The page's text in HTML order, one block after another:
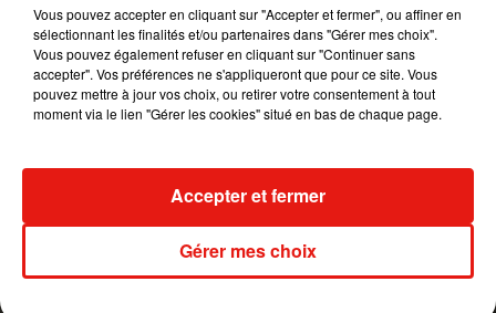
Publié : 21 novembre 2019 à 13h02 par Gianni
CASTILLO
Mundo Latino
de Fuego est terminée
Vous pouvez accepter en cliquant sur "Accepter et fermer", ou affiner en
sélectionnant les finalités et/ou partenaires dans "Gérer mes choix".
Vous pouvez également refuser en cliquant sur "Continuer sans
accepter". Vos préférences ne s'appliqueront que pour ce site. Vous
pouvez mettre à jour vos choix, ou retirer votre consentement à tout
moment via le lien "Gérer les cookies" situé en bas de chaque page.
Gérer mes choix
Accepter et fermer